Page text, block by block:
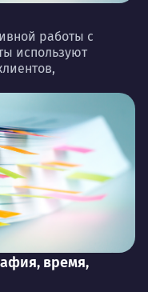
работы с
используют
время,